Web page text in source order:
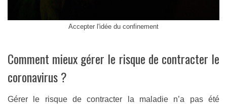
Accepter l'idée du confinement
Comment mieux gérer le risque de contracter le
coronavirus ?
Gérer le risque de contracter la maladie n’a pas été